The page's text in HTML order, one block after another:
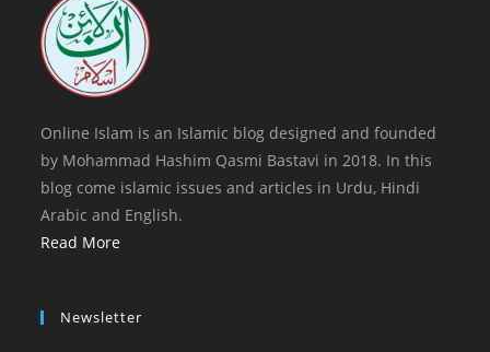
tab
Online Islam is an Islamic blog designed and founded
by Mohammad Hashim Qasmi Bastavi in 2018. In this
blog come islamic issues and articles in Urdu, Hindi
Arabic and English.
Read More
Newsletter